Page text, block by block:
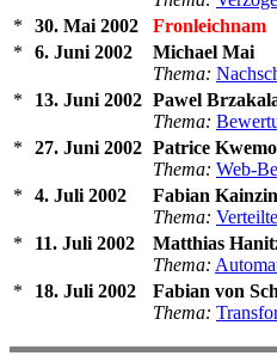
30. Mai 2002
Fronleichnam
6. Juni 2002
Michael Mai
Thema:
13. Juni 2002 Pawel
Thema:
27. Juni 2002 Patrice Kwemo
Thema: Web-
4. Juli 2002
Fabian
Thema:
11. Juli 2002
Matthias
Thema:
18. Juli 2002
Fabian von
Thema: